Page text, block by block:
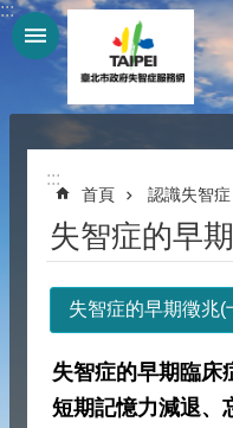
跳到主要內容區塊
:::
:::
首頁 認識失智症
失智症的早
失智症的早期徵兆(
失智症的早期臨床
短期記憶力減退、